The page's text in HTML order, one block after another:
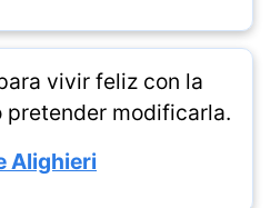
vivir feliz con la
pretender modificarla.
Alighieri